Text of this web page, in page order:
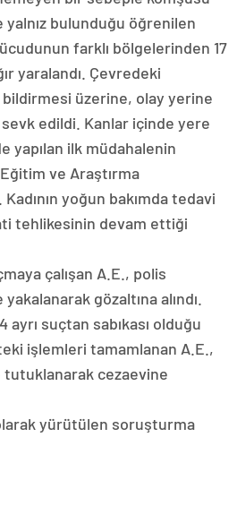
yalnız bulunduğu öğrenilen
farklı bölgelerinden 17
yaralandı. Çevredeki
üzerine, olay yerine
edildi. Kanlar içinde yere
yapılan ilk müdahalenin
ve Araştırma
Kadının yoğun bakımda tedavi
tehlikesinin devam ettiği
çalışan A.E., polis
gözaltına alındı.
suçtan sabıkası olduğu
işlemleri tamamlanan A.E.,
tutuklanarak cezaevine
yürütülen soruşturma